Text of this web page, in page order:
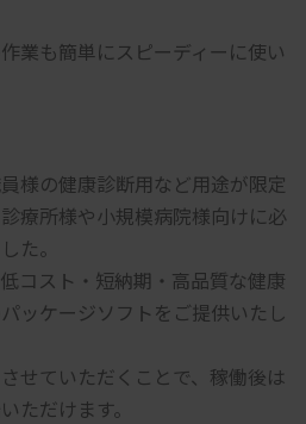
業も簡単にスピーディーに使い
様の健康診断用など用途が限定
療所様や小規模病院様向けに必
た。
コスト・短納期・高品質な健康
ッケージソフトをご提供いたし
せていただくことで、稼働後は
ただけます。